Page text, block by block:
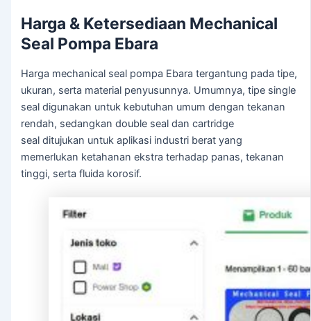
Harga & Ketersediaan Mechanical
Seal Pompa Ebara
Harga mechanical seal pompa Ebara tergantung pada tipe,
ukuran, serta material penyusunnya. Umumnya, tipe single
seal digunakan untuk kebutuhan umum dengan tekanan
rendah, sedangkan double seal dan cartridge
seal ditujukan untuk aplikasi industri berat yang
memerlukan ketahanan ekstra terhadap panas, tekanan
tinggi, serta fluida korosif.